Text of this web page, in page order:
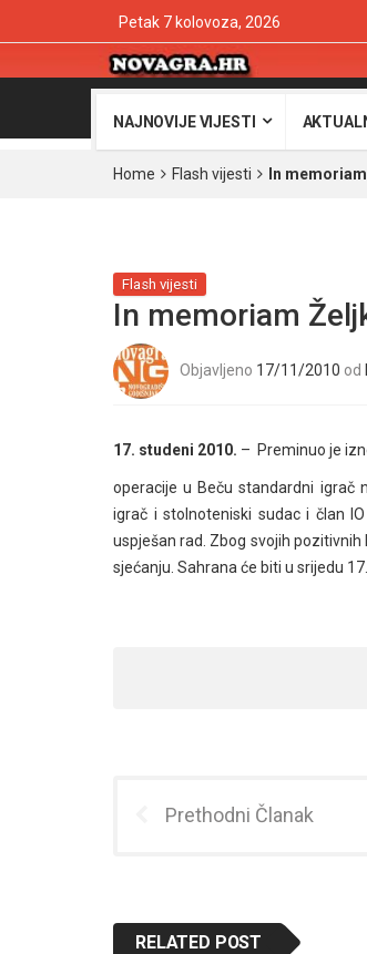
Petak 7 kolovoza, 2026
NAJNOVIJE VIJESTI
Home Flash vijesti In
Flash vijesti
In memoriam
Objavljeno 17/11/2010 od
17. studeni 2010. – Preminuo je
operacije u Beču standardni igrač
igrač i stolnoteniski sudac i član
uspješan rad. Zbog svojih
sjećanju. Sahrana će biti u srijedu
Prethodni Članak
RELATED POST